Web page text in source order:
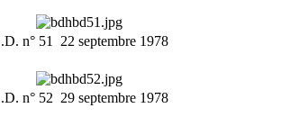
n° 51  22 septembre 1978
n° 52  29 septembre 1978